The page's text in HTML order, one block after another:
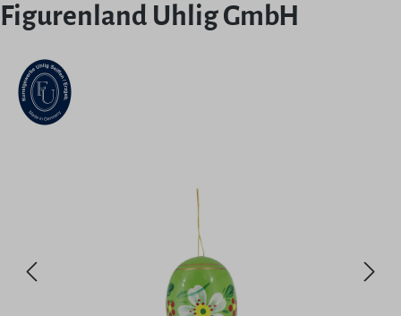
Figurenland Uhlig GmbH
Bildergalerie überspringen